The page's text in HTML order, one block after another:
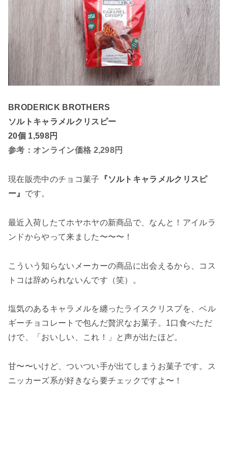
BRODERICK BROTHERS
ソルトキャラメルクリスピー
20個 1,598円
参考：オンライン価格 2,298円
現在販売中のチョコ菓子 『ソルトキャラメルクリスピ
ー』 です。
最近入荷したてホヤホヤの新商品で、なんと！アイルラ
ンドからやって来ました〜〜〜！
こういう知らないメーカーの商品に出会えるから、コス
トコは辞められないんです（笑）。
塩気のあるキャラメルを纏ったライスクリスプを、ベル
ギーチョコレートで包んだ贅沢なお菓子。1口食べただ
けで、「おいしい、これ！」と声が出たほど。
甘〜〜いけど、ついつい手が出てしまうお菓子です。ス
ニッカーズ系が好きなら要チェックですよ〜！